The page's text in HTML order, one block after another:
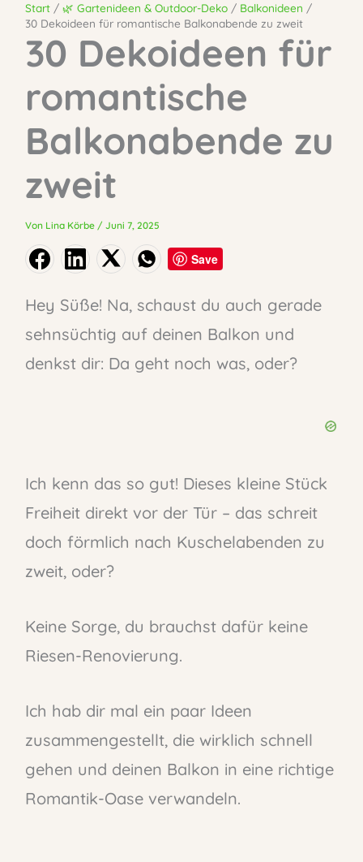
Start 🌿 Gartenideen & Outdoor-Deko
Balkonideen
30 Dekoideen für romantische Balkonabende zu zweit
30 Dekoideen für
romantische
Balkonabende zu
zweit
Von Lina Körbe / Juni 7, 2025
Save
Hey Süße! Na, schaust du auch gerade
sehnsüchtig auf deinen Balkon und
denkst dir: Da geht noch was, oder?
Ich kenn das so gut! Dieses kleine Stück
Freiheit direkt vor der Tür – das schreit
doch förmlich nach Kuschelabenden zu
zweit, oder?
Keine Sorge, du brauchst dafür keine
Riesen-Renovierung.
Ich hab dir mal ein paar Ideen
zusammengestellt, die wirklich schnell
gehen und deinen Balkon in eine richtige
Romantik-Oase verwandeln.